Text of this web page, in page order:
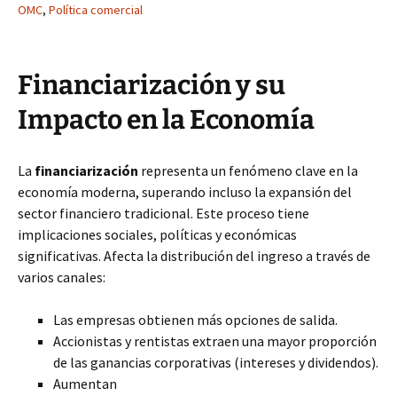
OMC, Política comercial
Financiarización y su
Impacto en la Economía
La financiarización representa un fenómeno clave en la
economía moderna, superando incluso la expansión del
sector financiero tradicional. Este proceso tiene
implicaciones sociales, políticas y económicas
significativas. Afecta la distribución del ingreso a través de
varios canales:
Las empresas obtienen más opciones de salida.
Accionistas y rentistas extraen una mayor proporción
de las ganancias corporativas (intereses y dividendos).
Aumentan